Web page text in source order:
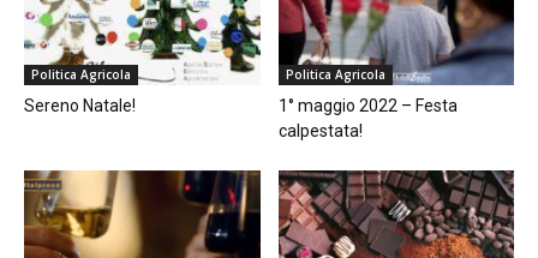
Politica Agricola
Sereno Natale!
Politica Agricola
1° maggio 2022 – Festa
calpestata!